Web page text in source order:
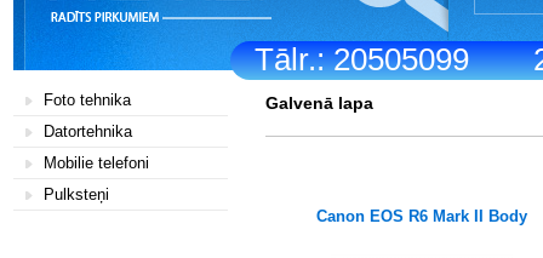
Tālr.: 20505099
Foto tehnika
Datortehnika
Mobilie telefoni
Pulksteņi
Galvenā lapa
Canon EOS R6 Mark II Body